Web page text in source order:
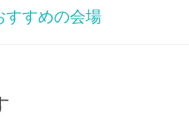
すすめの会場